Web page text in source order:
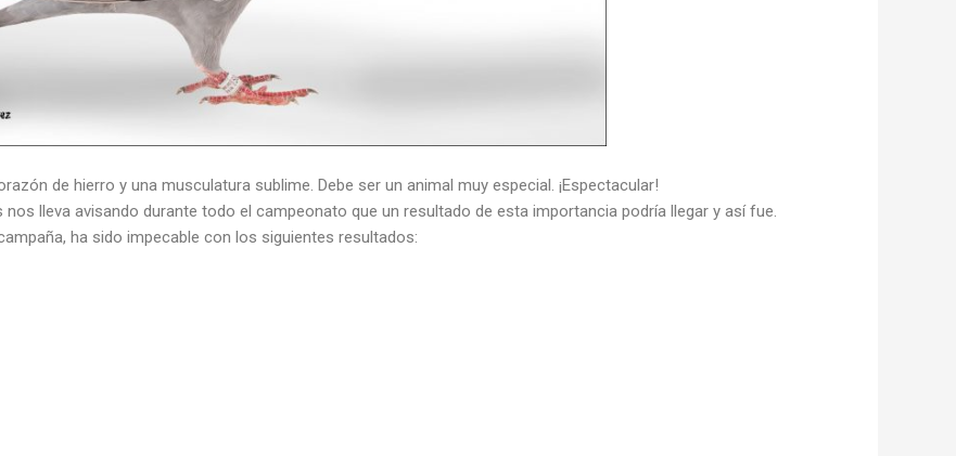
de hierro y una musculatura sublime. Debe ser un animal muy especial. ¡Espectacular!
nos lleva avisando durante todo el campeonato que un resultado de esta importancia podría llegar y así fue.
ha sido impecable con los siguientes resultados: